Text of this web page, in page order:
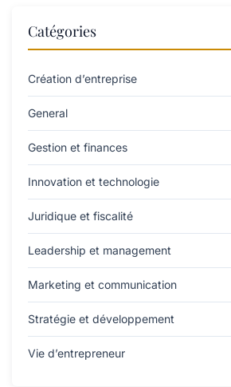
Catégories
Création d’entreprise
General
Gestion et finances
Innovation et technologie
Juridique et fiscalité
Leadership et management
Marketing et communication
Stratégie et développement
Vie d’entrepreneur